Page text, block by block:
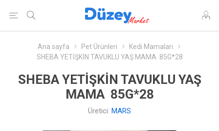
Ana sayfa Pet Ürünleri
Kedi Mamaları
SHEBA YETİŞKİN TAVUKLU YAŞ MAMA 85G*28
SHEBA YETİŞKİN TAVUKLU YAŞ
MAMA 85G*28
Üretici: MARS